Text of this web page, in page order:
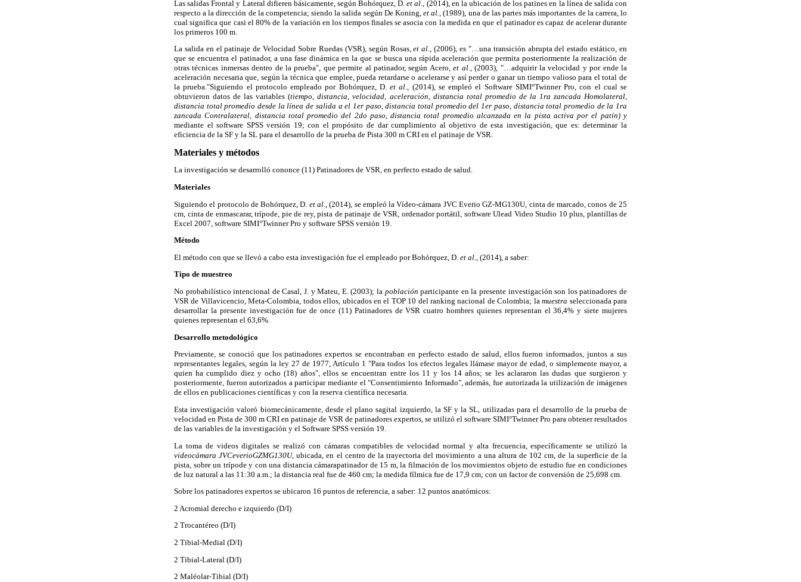
Las salidas Frontal y Lateral difieren básicamente, según Bohórquez, D.et al ., (2014), en la ubicación de los patines en la línea de salida con
respecto a la dirección de la competencia; siendo la salida según De Koning,et al., (1989), una de las partes más importantes de la carrera, lo
cual significa que casi el 80% de la variación en los tiempos finales se asocia con la medida en que el patinador es capaz de acelerar durante
los primeros 100 m.
La salida en el patinaje de Velocidad Sobre Ruedas (VSR), según Rosas,et al., (2006), es "…una transición abrupta del estado estático, en
que se encuentra el patinador, a una fase dinámica en la que se busca una rápida aceleración que permita posteriormente la realización de
otras técnicas inmersas dentro de la prueba", que permite al patinador, según Acero,et al.,(2003), "…adquirir la velocidad y por ende la
aceleración necesaria que, según la técnica que emplee, pueda retardarse o acelerarse y así perder o ganar un tiempo valioso para el total de
la prueba."Siguiendo el protocolo empleado por Bohórquez, D. et al., (2014), se empleó el Software SIMI°Twinner Pro, con el cual se
obtuvieron datos de las variables (tiempo, distancia, velocidad, aceleración, distancia total promedio de la 1ra zancada Homolateral,
distancia total promedio desde la línea de salida a el 1er paso, distancia total promedio del 1er paso, distancia total promedio de la 1ra
zancada Contralateral, distancia total promedio del 2do paso, distancia total promedio alcanzada en la pista activa por el patín) y
mediante el software SPSS versión 19; con el propósito de dar cumplimiento al objetivo de esta investigación, que es: determinar la
eficiencia de la SF y la SL para el desarrollo de la prueba de Pista 300 m CRI en el patinaje de VSR.
Materiales y métodos
La investigación se desarrolló cononce (11) Patinadores de VSR, en perfecto estado de salud.
Materiales
Siguiendo el protocolo de Bohórquez, D. et al ., (2014), se empleó la Vídeo-cámara JVC Everio GZ-MG130U, cinta de marcado, conos de 25
cm, cinta de enmascarar, trípode, pie de rey, pista de patinaje de VSR, ordenador portátil, software Ulead Video Studio 10 plus, plantillas de
Excel 2007, software SIMI°Twinner Pro y software SPSS versión 19.
Método
El método con que se llevó a cabo esta investigación fue el empleado por Bohórquez, D. et al ., (2014), a saber:
Tipo de muestreo
No probabilístico intencional de Casal, J. y Mateu, E. (2003); la población participante en la presente investigación son los patinadores de
VSR de Villavicencio, Meta-Colombia, todos ellos, ubicados en el TOP 10 del ranking nacional de Colombia; lamuestra seleccionada para
desarrollar la presente investigación fue de once (11) Patinadores de VSR cuatro hombres quienes representan el 36,4% y siete mujeres
quienes representan el 63,6%.
Desarrollo metodológico
Previamente, se conoció que los patinadores expertos se encontraban en perfecto estado de salud, ellos fueron informados, juntos a sus
representantes legales, según la ley 27 de 1977, Artículo 1 "Para todos los efectos legales llámase mayor de edad, o simplemente mayor, a
quien ha cumplido diez y ocho (18) años", ellos se encuentran entre los 11 y los 14 años; se les aclararon las dudas que surgieron y
posteriormente, fueron autorizados a participar mediante el "Consentimiento Informado", además, fue autorizada la utilización de imágenes
de ellos en publicaciones científicas y con la reserva científica necesaria.
Esta investigación valoró biomecánicamente, desde el plano sagital izquierdo, la SF y la SL, utilizadas para el desarrollo de la prueba de
velocidad en Pista de 300 m CRI en patinaje de VSR de patinadores expertos, se utilizó el software SIMI°Twinner Pro para obtener resultados
de las variables de la investigación y el Software SPSS versión 19.
La toma de videos digitales se realizó con cámaras compatibles de velocidad normal y alta frecuencia, específicamente se utilizó la
videocámara JVCeverioGZMG130U, ubicada, en el centro de la trayectoria del movimiento a una altura de 102 cm, de la superficie de la
pista, sobre un trípode y con una distancia cámarapatinador de 15 m, la filmación de los movimientos objeto de estudio fue en condiciones
de luz natural a las 11:30 a.m.; la distancia real fue de 460 cm; la medida fílmica fue de 17,9 cm; con un factor de conversión de 25,698 cm.
Sobre los patinadores expertos se ubicaron 16 puntos de referencia, a saber: 12 puntos anatómicos:
2 Acromial derecho e izquierdo (D/I)
2 Trocantéreo (D/I)
2 Tibial-Medial (D/I)
2 Tibial-Lateral (D/I)
2 Maléolar-Tibial (D/I)